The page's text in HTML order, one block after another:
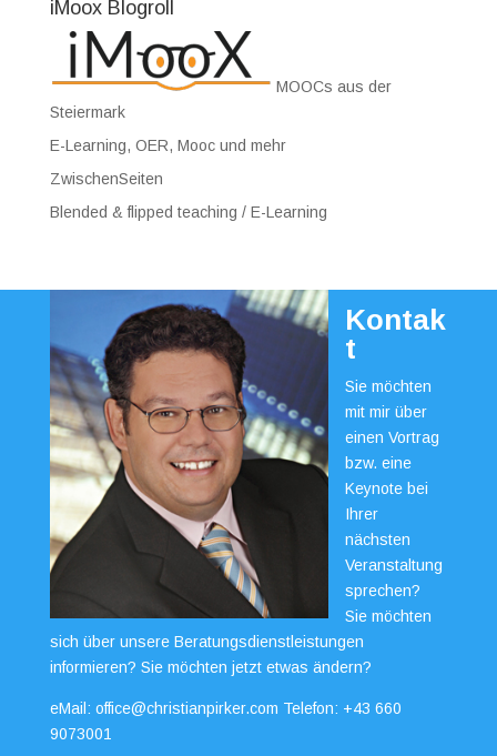
iMoox Blogroll
MOOCs aus der
Steiermark
E-Learning, OER, Mooc und mehr
ZwischenSeiten
Blended & flipped teaching / E-Learning
Kontak
t
Sie möchten
mit mir über
einen Vortrag
bzw. eine
Keynote bei
Ihrer
nächsten
Veranstaltung
sprechen?
Sie möchten
sich über unsere Beratungsdienstleistungen
informieren? Sie möchten jetzt etwas ändern?
eMail: office@christianpirker.com Telefon: +43 660
9073001